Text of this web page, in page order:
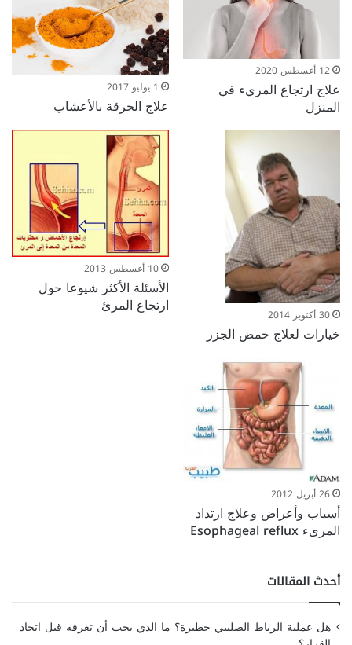
12 أغسطس 2020
علاج ارتجاع المريء في
المنزل
1 يوليو 2017
علاج الحرقة بالأعشاب
30 أكتوبر 2014
خيارات لعلاج حمض الجزر
10 أغسطس 2013
الأسئلة الأكثر شيوعا حول
ارتجاع المرئ
26 أبريل 2012
أسباب وأعراض وعلاج ارتداد
المرىء Esophageal reflux
أحدث المقالات
هل عملية الرباط الصليبي خطيرة؟ ما الذي يجب أن تعرفه قبل اتخاذ